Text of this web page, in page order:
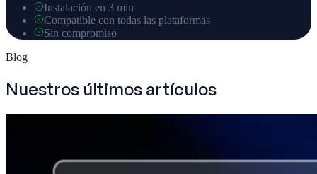
Instalación en 3 min
Compatible con todas las plataformas
Sin compromiso
Blog
Nuestros últimos artículos